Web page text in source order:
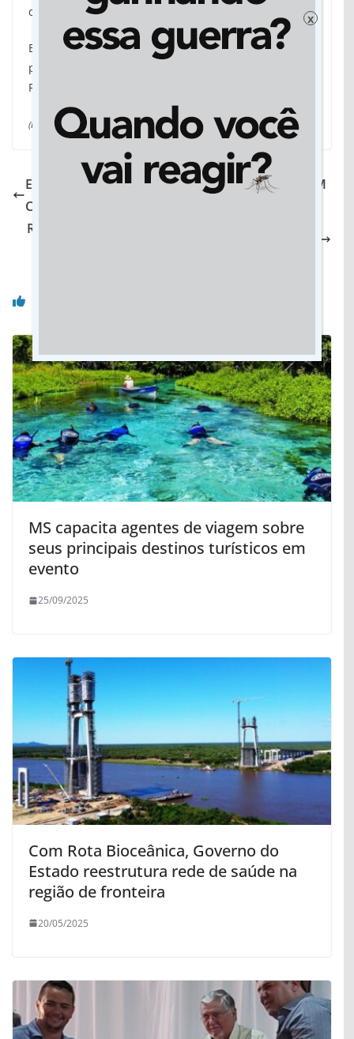
de licitação em território nacional.
Entre as proibições está a participação de agentes
políticos em processos licitatórios com o Poder
Público.
(Folhamax/Gazeta Digital)
EM RONDONÓPOLIS, VEREADORES MANIFESTAM
CONTRA A EXTINÇÃO DA EMPAER DE MT
Raro e curioso, bezerro nasce com duas cabeças
MS capacita agentes de viagem sobre
seus principais destinos turísticos em
evento
25/09/2025
Com Rota Bioceânica, Governo do
Estado reestrutura rede de saúde na
região de fronteira
20/05/2025
x